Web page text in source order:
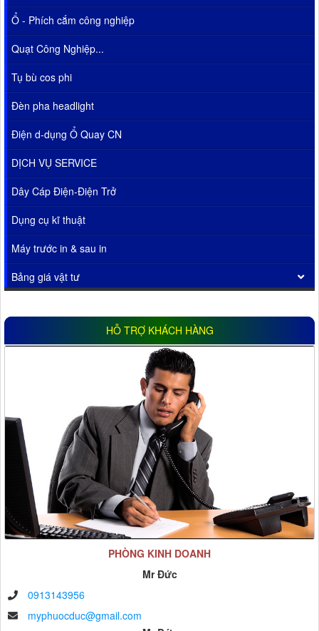
Ổ - Phích cắm công nghiệp
Quạt Công Nghiệp...
Tụ bù cos phi
Đèn pha headlight
Điện d-dụng Ổ Quay CN
DỊCH VỤ SERVICE
Dây Cáp Điện-Điện Trở
Dụng cụ kĩ thuật
Máy trước in & sau in
Bảng giá vật tư
HỖ TRỢ KHÁCH HÀNG
PHÒNG KINH DOANH
Mr Đức
0913143956
myphuocduc@gmail.com